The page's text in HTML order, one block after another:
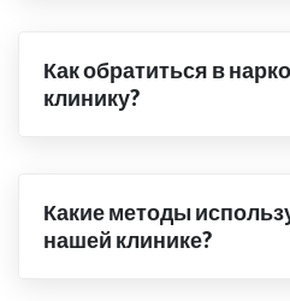
Как обратиться в
клинику?
Какие методы
нашей клинике?